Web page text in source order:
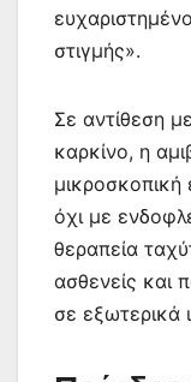
στιγμής».
Σε αντίθεση
καρκίνο, η
όχι με
θεραπεία
ασθενείς και
σε εξωτερικά